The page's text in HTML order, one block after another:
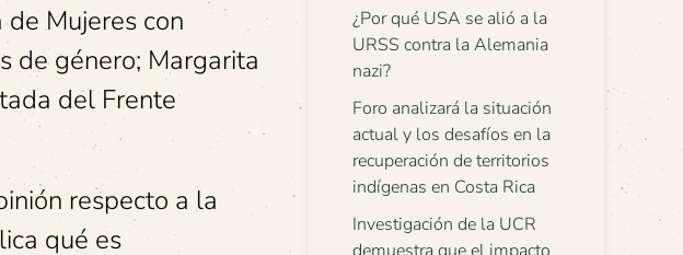
Mujeres con
de género; Margarita
del Frente
respecto a la
qué es
¿Por qué USA se alió a la
URSS contra la Alemania
nazi?
Foro analizará la situación
actual y los desafíos en la
recuperación de territorios
indígenas en Costa Rica
Investigación de la UCR